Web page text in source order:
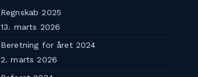
Regnskab 2025
13. marts 2026
Beretning for året 2024
2. marts 2026